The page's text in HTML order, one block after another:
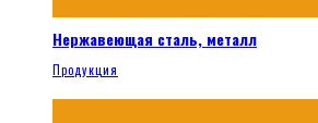
Нержавеющая сталь, металл
Продукция